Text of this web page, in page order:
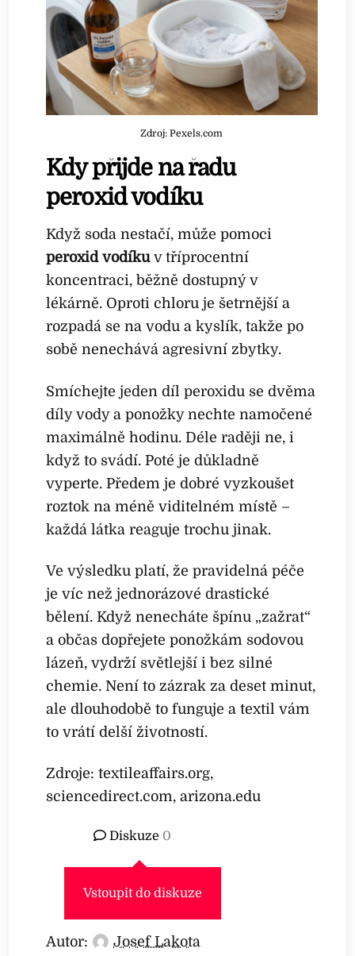
Zdroj: Pexels.com
Kdy přijde na řadu
peroxid vodíku
Když soda nestačí, může pomoci
peroxid vodíkuv tříprocentní
koncentraci, běžně dostupný v
lékárně. Oproti chloru je šetrnější a
rozpadá se na vodu a kyslík, takže po
sobě nenechává agresivní zbytky.
Smíchejte jeden díl peroxidu se dvěma
díly vody a ponožky nechte namočené
maximálně hodinu. Déle raději ne, i
když to svádí. Poté je důkladně
vyperte. Předem je dobré vyzkoušet
roztok na méně viditelném místě –
každá látka reaguje trochu jinak.
Ve výsledku platí, že pravidelná péče
je víc než jednorázové drastické
bělení. Když nenecháte špínu „zažrat“
a občas dopřejete ponožkám sodovou
lázeň, vydrží světlejší i bez silné
chemie. Není to zázrak za deset minut,
ale dlouhodobě to funguje a textil vám
to vrátí delší životností.
Zdroje: textileaffairs.org,
sciencedirect.com, arizona.edu
Diskuze 0
Vstoupit do diskuze
Autor: Josef Lakota